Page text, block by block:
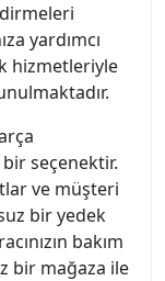
yardımcı
hizmetleriyle
seçenektir.
ve müşteri
bir yedek
bakım
bir mağaza ile